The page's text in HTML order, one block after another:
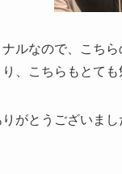
ルなので、こち
、こちらもとても
がとうございまし